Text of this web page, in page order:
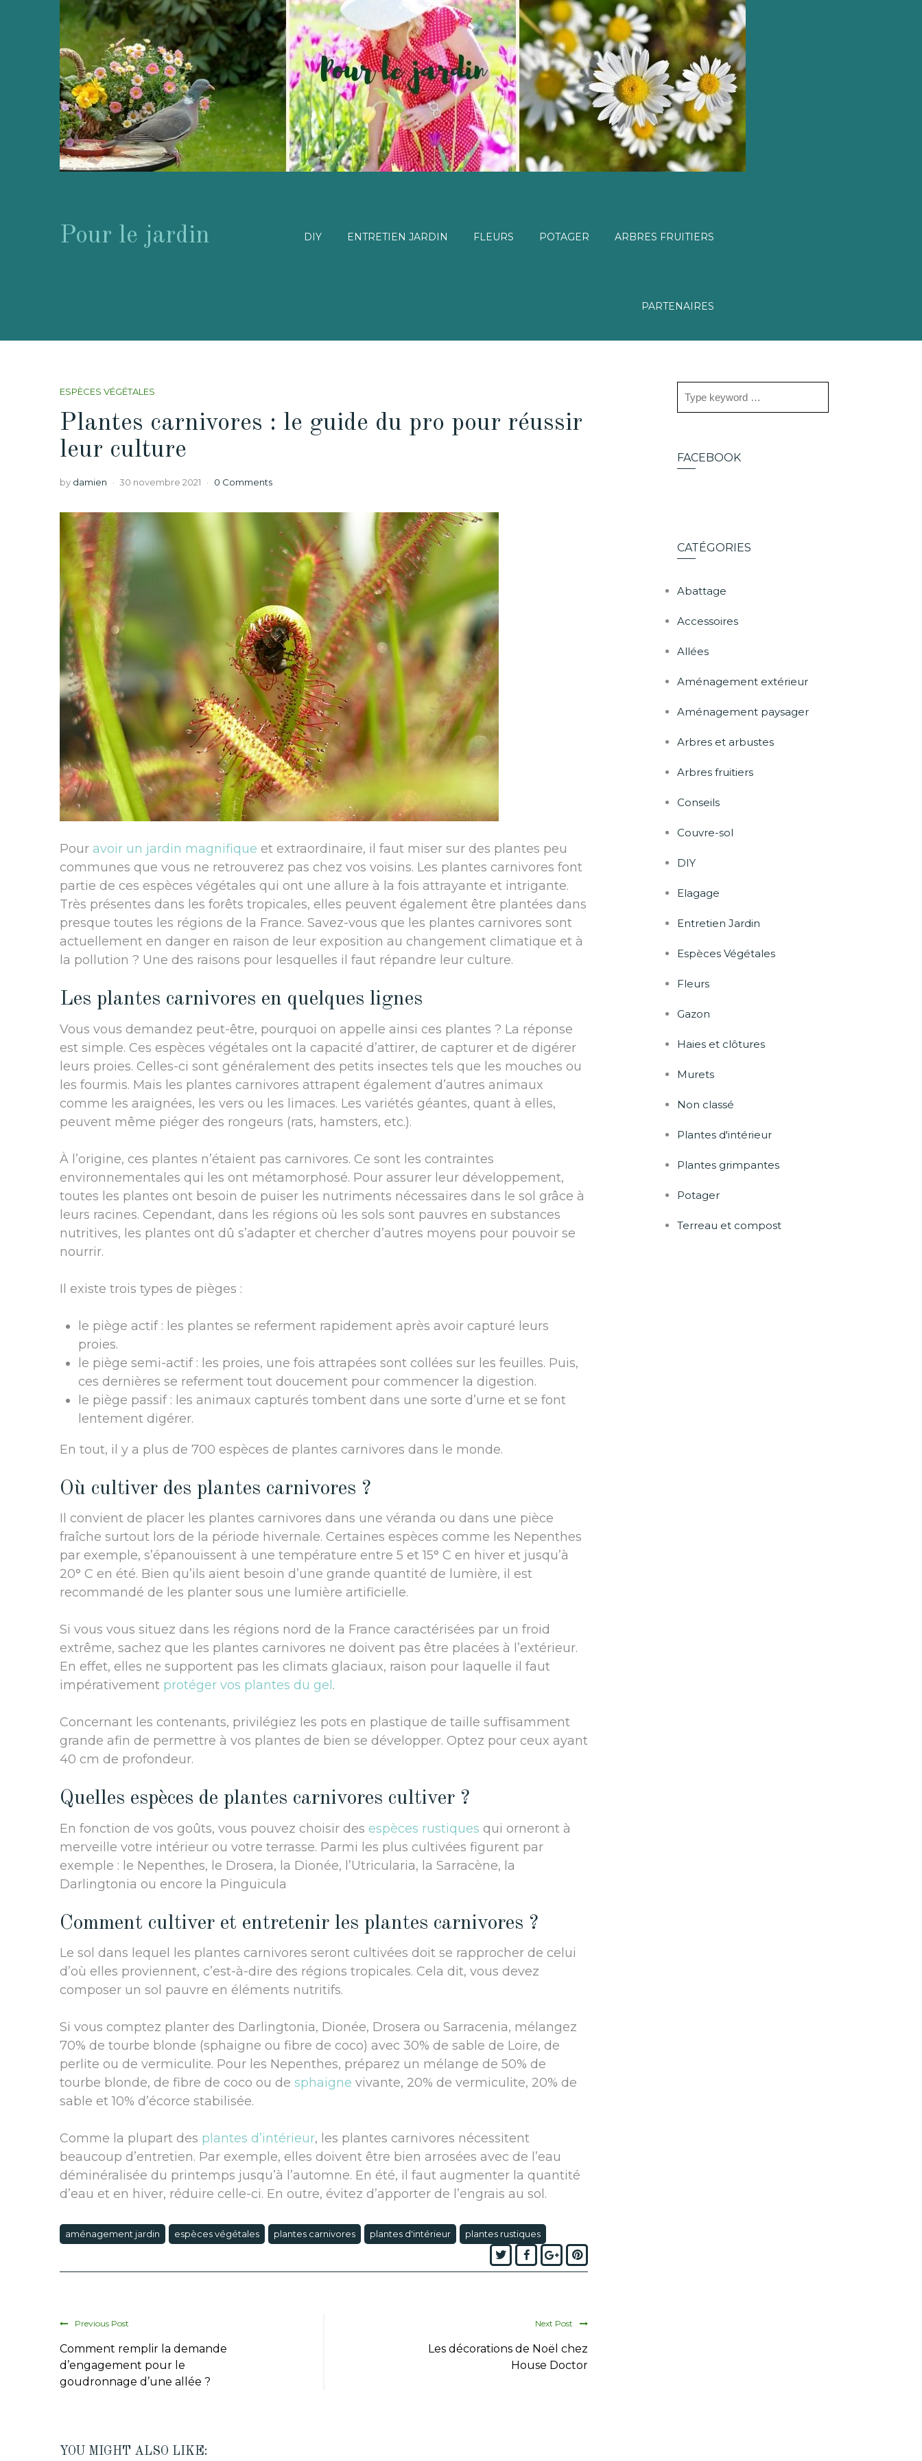
Pour le jardin DIY ENTRETIEN JARDIN FLEURS POTAGER ARBRES FRUITIERS
PARTENAIRES
ESPÈCES VÉGÉTALES
Plantes carnivores : le guide du pro pour réussir
leur culture
by damien 30 novembre 2021 0 Comments
Pour avoir un jardin magnifique et extraordinaire, il faut miser sur des plantes peu
communes que vous ne retrouverez pas chez vos voisins. Les plantes carnivores font
partie de ces espèces végétales qui ont une allure à la fois attrayante et intrigante.
Très présentes dans les forêts tropicales, elles peuvent également être plantées dans
presque toutes les régions de la France. Savez-vous que les plantes carnivores sont
actuellement en danger en raison de leur exposition au changement climatique et à
la pollution ? Une des raisons pour lesquelles il faut répandre leur culture.
Les plantes carnivores en quelques lignes
Vous vous demandez peut-être, pourquoi on appelle ainsi ces plantes ? La réponse
est simple. Ces espèces végétales ont la capacité d’attirer, de capturer et de digérer
leurs proies. Celles-ci sont généralement des petits insectes tels que les mouches ou
les fourmis. Mais les plantes carnivores attrapent également d’autres animaux
comme les araignées, les vers ou les limaces. Les variétés géantes, quant à elles,
peuvent même piéger des rongeurs (rats, hamsters, etc.).
À l’origine, ces plantes n’étaient pas carnivores. Ce sont les contraintes
environnementales qui les ont métamorphosé. Pour assurer leur développement,
toutes les plantes ont besoin de puiser les nutriments nécessaires dans le sol grâce à
leurs racines. Cependant, dans les régions où les sols sont pauvres en substances
nutritives, les plantes ont dû s’adapter et chercher d’autres moyens pour pouvoir se
nourrir.
Il existe trois types de pièges :
le piège actif : les plantes se referment rapidement après avoir capturé leurs
proies.
le piège semi-actif : les proies, une fois attrapées sont collées sur les feuilles. Puis,
ces dernières se referment tout doucement pour commencer la digestion.
le piège passif : les animaux capturés tombent dans une sorte d’urne et se font
lentement digérer.
En tout, il y a plus de 700 espèces de plantes carnivores dans le monde.
Où cultiver des plantes carnivores ?
Il convient de placer les plantes carnivores dans une véranda ou dans une pièce
fraîche surtout lors de la période hivernale. Certaines espèces comme les Nepenthes
par exemple, s’épanouissent à une température entre 5 et 15° C en hiver et jusqu’à
20° C en été. Bien qu’ils aient besoin d’une grande quantité de lumière, il est
recommandé de les planter sous une lumière artificielle.
Si vous vous situez dans les régions nord de la France caractérisées par un froid
extrême, sachez que les plantes carnivores ne doivent pas être placées à l’extérieur.
En effet, elles ne supportent pas les climats glaciaux, raison pour laquelle il faut
impérativement protéger vos plantes du gel .
Concernant les contenants, privilégiez les pots en plastique de taille suffisamment
grande afin de permettre à vos plantes de bien se développer. Optez pour ceux ayant
40 cm de profondeur.
Quelles espèces de plantes carnivores cultiver ?
En fonction de vos goûts, vous pouvez choisir des espèces rustiques qui orneront à
merveille votre intérieur ou votre terrasse. Parmi les plus cultivées figurent par
exemple : le Nepenthes, le Drosera, la Dionée, l’Utricularia, la Sarracène, la
Darlingtonia ou encore la Pinguicula
Comment cultiver et entretenir les plantes carnivores ?
Le sol dans lequel les plantes carnivores seront cultivées doit se rapprocher de celui
d’où elles proviennent, c’est-à-dire des régions tropicales. Cela dit, vous devez
composer un sol pauvre en éléments nutritifs.
Si vous comptez planter des Darlingtonia, Dionée, Drosera ou Sarracenia, mélangez
70% de tourbe blonde (sphaigne ou fibre de coco) avec 30% de sable de Loire, de
perlite ou de vermiculite. Pour les Nepenthes, préparez un mélange de 50% de
tourbe blonde, de fibre de coco ou de sphaigne vivante, 20% de vermiculite, 20% de
sable et 10% d’écorce stabilisée.
Comme la plupart des plantes d’intérieur, les plantes carnivores nécessitent
beaucoup d’entretien. Par exemple, elles doivent être bien arrosées avec de l’eau
déminéralisée du printemps jusqu’à l’automne. En été, il faut augmenter la quantité
d’eau et en hiver, réduire celle-ci. En outre, évitez d’apporter de l’engrais au sol.
aménagement jardin espèces végétales plantes carnivores plantes d'intérieur plantes rustiques
TwitterFacebook
Google+Pinterest
Previous Post
Comment remplir la demande
d’engagement pour le
goudronnage d’une allée ?
Next Post
Les décorations de Noël chez
House Doctor
YOU MIGHT ALSO LIKE:
FACEBOOK
CATÉGORIES
Abattage
Accessoires
Allées
Aménagement extérieur
Aménagement paysager
Arbres et arbustes
Arbres fruitiers
Conseils
Couvre-sol
DIY
Elagage
Entretien Jardin
Espèces Végétales
Fleurs
Gazon
Haies et clôtures
Murets
Non classé
Plantes d'intérieur
Plantes grimpantes
Potager
Terreau et compost